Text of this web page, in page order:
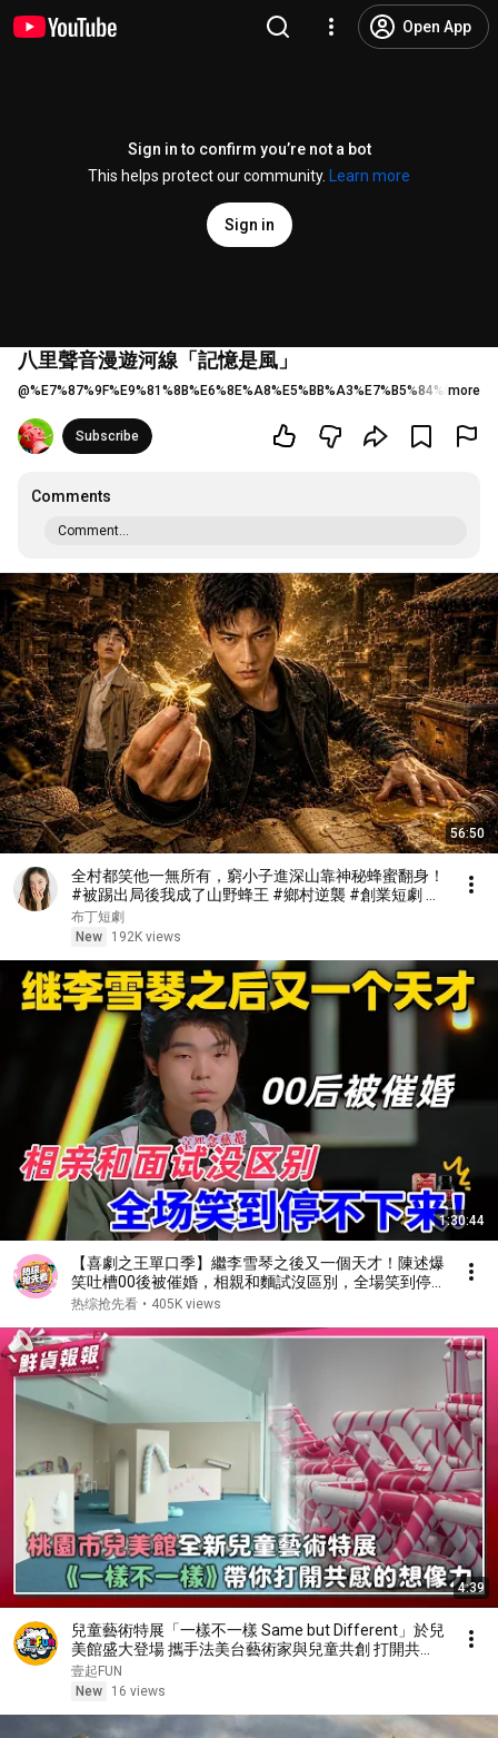
Open App
Sign in to confirm you’re not a bot
This helps protect our community.
Learn more
Sign in
八里聲音漫遊河線「記憶是風」
@ more
Subscribe
Comments
Comment...
56:50
全村都笑他一無所有，窮小子進深山靠神秘蜂蜜翻身！
#被踢出局後我成了山野蜂王 #鄉村逆襲 #創業短劇 #
養蜂致富 #窮小子逆襲 #打臉爽劇 #白手起家 #人生翻
盤 #熱門短劇
布丁短劇
New
192K views
1:30:44
【喜劇之王單口季】繼李雪琴之後又一個天才！陳述爆
笑吐槽00後被催婚，相親和麵試沒區別，全場笑到停
不下來！#喜剧 #搞笑 #standupcomedy #脱口秀
热综抢先看 • 405K views
4:39
兒童藝術特展「一樣不一樣 Same but Different」於兒
美館盛大登場 攜手法美台藝術家與兒童共創 打開共感
與同理的想像力！| 鮮貨報報 | 壹起FUN
壹起FUN
New
16 views